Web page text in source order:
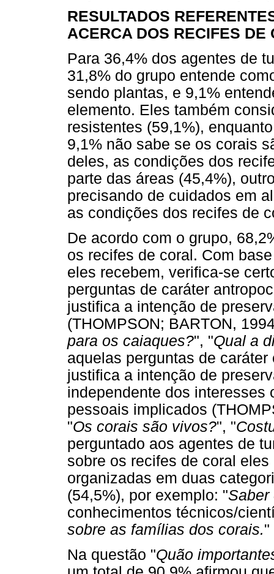
RESULTADOS
ACERCA DOS RECIFES DE
Para 36,4% dos agentes de
31,8% do grupo entende
sendo plantas, e 9,1%
elemento. Eles também
resistentes (59,1%),
9,1% não sabe se os corais
deles, as condições dos
parte das áreas (45,4%),
precisando de cuidados em
as condições dos recifes de
De acordo com o grupo,
os recifes de coral. Com
eles recebem, verifica-se
perguntas de caráter
justifica a intenção de
(THOMPSON; BARTON,
para os caiaques?", "Qual a
aquelas perguntas de
justifica a intenção de
independente dos
pessoais implicados
"Os corais são vivos?", "
perguntado aos agentes de
sobre os recifes de coral
organizadas em duas
(54,5%), por exemplo: "Saber
conhecimentos técnicos/
sobre as famílias dos corais."
Na questão "Quão